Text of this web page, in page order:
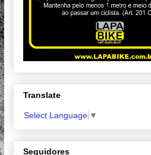
Translate
Select Language ▼
Seguidores